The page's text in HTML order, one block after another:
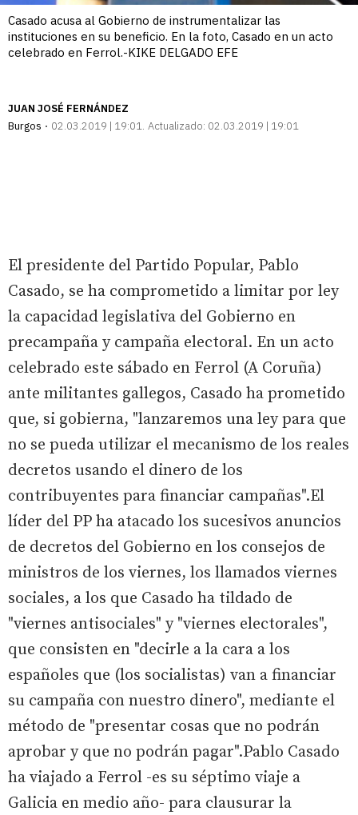
Casado acusa al Gobierno de instrumentalizar las
instituciones en su beneficio. En la foto, Casado en un acto
celebrado en Ferrol.-KIKE DELGADO EFE
JUAN JOSÉ FERNÁNDEZ
Burgos
02.03.2019 | 19:01 Actualizado: 02.03.2019 | 19:01
El presidente del Partido Popular, Pablo
Casado, se ha comprometido a limitar por ley
la capacidad legislativa del Gobierno en
precampaña y campaña electoral. En un acto
celebrado este sábado en Ferrol (A Coruña)
ante militantes gallegos, Casado ha prometido
que, si gobierna, "lanzaremos una ley para que
no se pueda utilizar el mecanismo de los reales
decretos usando el dinero de los
contribuyentes para financiar campañas".El
líder del PP ha atacado los sucesivos anuncios
de decretos del Gobierno en los consejos de
ministros de los viernes, los llamados viernes
sociales, a los que Casado ha tildado de
"viernes antisociales" y "viernes electorales",
que consisten en "decirle a la cara a los
españoles que (los socialistas) van a financiar
su campaña con nuestro dinero", mediante el
método de "presentar cosas que no podrán
aprobar y que no podrán pagar".Pablo Casado
ha viajado a Ferrol -es su séptimo viaje a
Galicia en medio año- para clausurar la